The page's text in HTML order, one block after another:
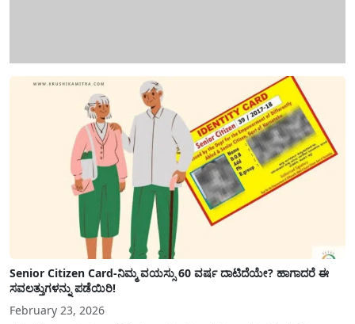
Senior Citizen Card-ನಿಮ್ಮ ವಯಸ್ಸು 60 ವರ್ಷ ದಾಟಿದೆಯೇ? ಹಾಗಾದರೆ ಈ
ಸವಲತ್ತುಗಳನ್ನು ಪಡೆಯಿರಿ!
February 23, 2026